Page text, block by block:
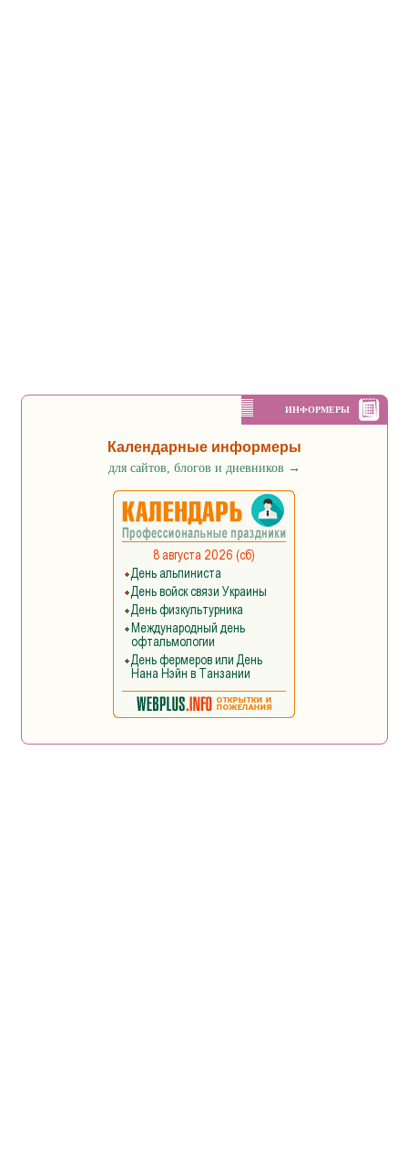
ИНФОРМЕРЫ
Календарные информеры
для сайтов, блогов и дневников →